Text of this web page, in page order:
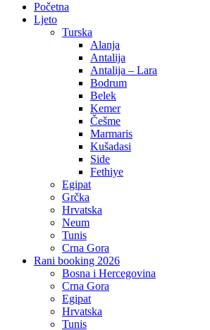
Početna
Ljeto
Turska
Alanja
Antalija
Antalija – Lara
Bodrum
Belek
Kemer
Češme
Marmaris
Kušadasi
Side
Fethiye
Egipat
Grčka
Hrvatska
Neum
Tunis
Crna Gora
Rani booking 2026
Bosna i Hercegovina
Crna Gora
Egipat
Hrvatska
Tunis